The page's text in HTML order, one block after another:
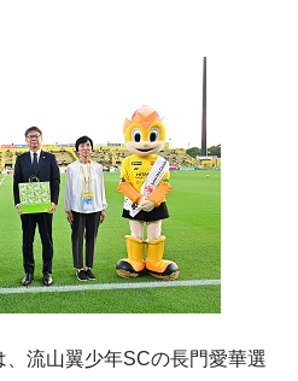
流山翼少年SCの長門愛華選